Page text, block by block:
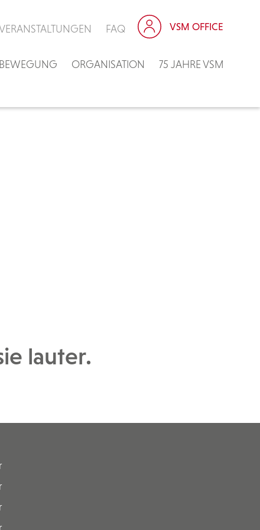
ORGANISATION 75 JAHRE VSM
FAQ VSM OFFICE
lauter.